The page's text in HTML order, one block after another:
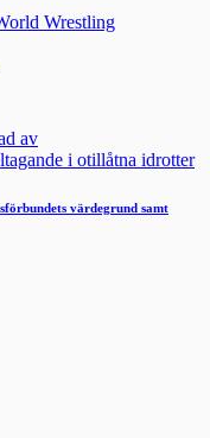
värdegrund samt